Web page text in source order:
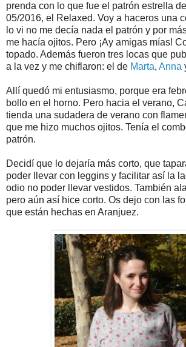
prenda con lo que fue el patrón estrella
05/2016, el Relaxed. Voy a haceros una
lo vi no me decía nada el patrón y por
me hacía ojitos. Pero ¡Ay amigas mías!
topado. Además fueron tres locas que
a la vez y me chiflaron: el de Marta, Anna
Allí quedó mi entusiasmo, porque era
bollo en el horno. Pero hacia el verano,
tienda una sudadera de verano con
que me hizo muchos ojitos. Tenía el
patrón.
Decidí que lo dejaría más corto, que
poder llevar con leggins y facilitar así la
odio no poder llevar vestidos. También
pero aún así hice corto. Os dejo con las
que están hechas en Aranjuez.